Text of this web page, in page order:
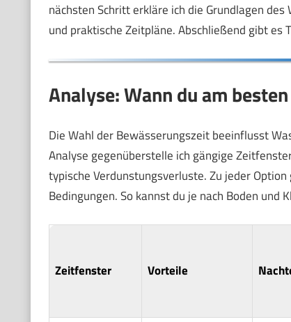
nächsten Schritt erkläre ich die Grundlagen
und praktische Zeitpläne. Abschließend gibt es
Analyse: Wann du am
Die Wahl der Bewässerungszeit beeinflusst
Analyse gegenüberstelle ich gängige
typische Verdunstungsverluste. Zu jeder
Bedingungen. So kannst du je nach Boden
Zeitfenster Vorteile